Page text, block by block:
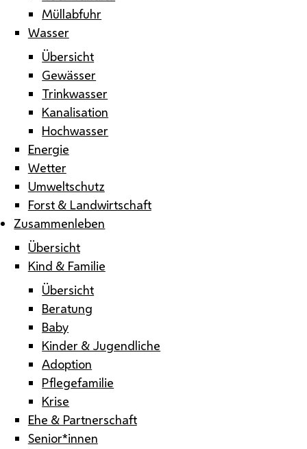
Müllabfuhr
Wasser
Übersicht
Gewässer
Trinkwasser
Kanalisation
Hochwasser
Energie
Wetter
Umweltschutz
Forst & Landwirtschaft
Zusammenleben
Übersicht
Kind & Familie
Übersicht
Beratung
Baby
Kinder & Jugendliche
Adoption
Pflegefamilie
Krise
Ehe & Partnerschaft
Senior*innen